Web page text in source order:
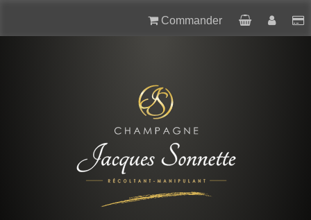
Commander